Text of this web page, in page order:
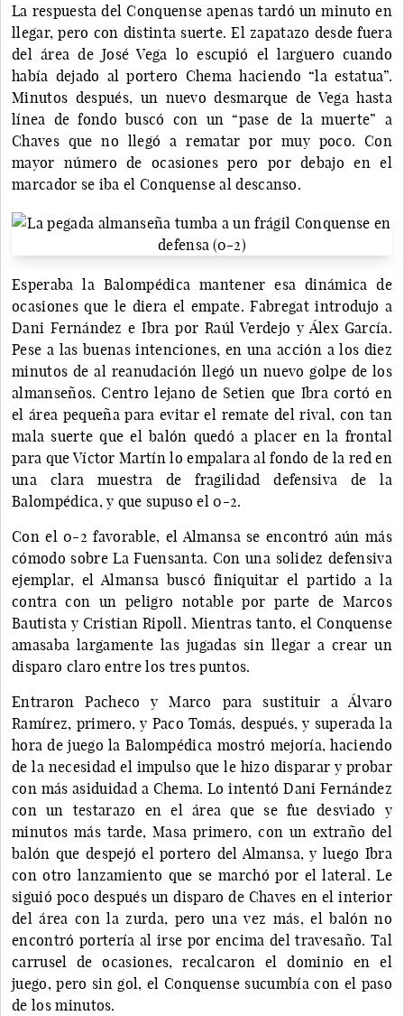
La respuesta del Conquense apenas tardó un minuto en
llegar, pero con distinta suerte. El zapatazo desde fuera
del área de José Vega lo escupió el larguero cuando
había dejado al portero Chema haciendo “la estatua”.
Minutos después, un nuevo desmarque de Vega hasta
línea de fondo buscó con un “pase de la muerte” a
Chaves que no llegó a rematar por muy poco. Con
mayor número de ocasiones pero por debajo en el
marcador se iba el Conquense al descanso.
Esperaba la Balompédica mantener esa dinámica de
ocasiones que le diera el empate. Fabregat introdujo a
Dani Fernández e Ibra por Raúl Verdejo y Álex García.
Pese a las buenas intenciones, en una acción a los diez
minutos de al reanudación llegó un nuevo golpe de los
almanseños. Centro lejano de Setien que Ibra cortó en
el área pequeña para evitar el remate del rival, con tan
mala suerte que el balón quedó a placer en la frontal
para que Víctor Martín lo empalara al fondo de la red en
una clara muestra de fragilidad defensiva de la
Balompédica, y que supuso el 0-2.
Con el 0-2 favorable, el Almansa se encontró aún más
cómodo sobre La Fuensanta. Con una solidez defensiva
ejemplar, el Almansa buscó finiquitar el partido a la
contra con un peligro notable por parte de Marcos
Bautista y Cristian Ripoll. Mientras tanto, el Conquense
amasaba largamente las jugadas sin llegar a crear un
disparo claro entre los tres puntos.
Entraron Pacheco y Marco para sustituir a Álvaro
Ramírez, primero, y Paco Tomás, después, y superada la
hora de juego la Balompédica mostró mejoría, haciendo
de la necesidad el impulso que le hizo disparar y probar
con más asiduidad a Chema. Lo intentó Dani Fernández
con un testarazo en el área que se fue desviado y
minutos más tarde, Masa primero, con un extraño del
balón que despejó el portero del Almansa, y luego Ibra
con otro lanzamiento que se marchó por el lateral. Le
siguió poco después un disparo de Chaves en el interior
del área con la zurda, pero una vez más, el balón no
encontró portería al irse por encima del travesaño. Tal
carrusel de ocasiones, recalcaron el dominio en el
juego, pero sin gol, el Conquense sucumbía con el paso
de los minutos.